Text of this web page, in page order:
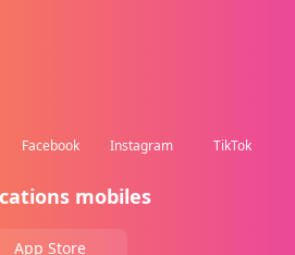
Facebook Instagram TikTok
mobiles
App Store